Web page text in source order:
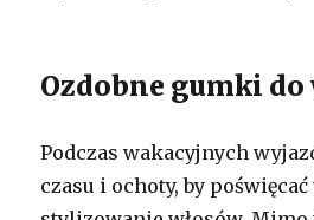
Ozdobne gumki do
Podczas wakacyjnych
czasu i ochoty, by